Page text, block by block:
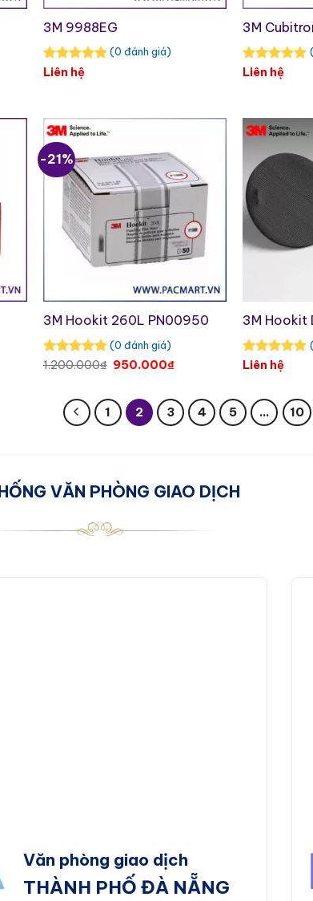
3M 9988EG
(0 đánh giá)
Liên hệ
3M
Liên hệ
-21%
3M Hookit 260L PN00950
(0 đánh giá)
1.200.000₫ Original
1.200.000₫.
950.000₫Current
950.000₫.
3M Hookit
Liên hệ
1 2 3 4 5 … 10
VĂN PHÒNG GIAO DỊCH
Văn phòng giao dịch
THÀNH PHỐ ĐÀ NẴNG